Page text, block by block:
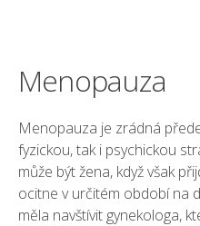
Menopauza
Menopauza je zrádná
fyzickou, tak i psychickou
může být žena, když však
ocitne v určitém období na
měla navštívit gynekologa,